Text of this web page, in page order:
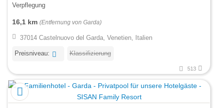
Verpflegung
16,1 km (Entfernung von Garda)
37014 Castelnuovo del Garda, Venetien, Italien
Preisniveau: Klassifizierung
513